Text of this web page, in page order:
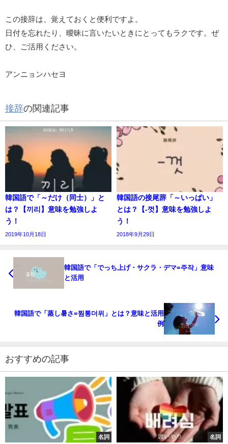
この接辞は、覚えておくと便利ですよ。
日付を忘れたり、曖昧に言いたいときにとってもラクです。ぜ
ひ、ご活用ください。
アンニョンハセヨ
接辞の関連記事
韓国語で「～だけ（同士）」と
は？【끼리】意味を勉強しよ
う！
2019年10月18日
韓国語の接尾辞「～いっぱい」
とは？【-껏】意味を勉強しよ
う！
2018年9月29日
韓国語で「でっち上げ・サクラ・デマ=주작」意味
と活用
韓国語で「蒸し暑さ=찜통더위」とは？意味と活用
例
おすすめの記事
名詞 名詞